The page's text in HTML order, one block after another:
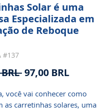
Solar é uma
Especializada em
de Reboque
#137
BRL Precio
97,00 BRLPrecio
oferta
você vai conhecer como
as carretinhas solares, uma